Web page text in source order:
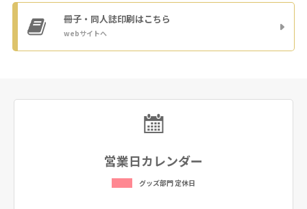
冊子・同人誌印刷はこちら
webサイトへ
営業日カレンダー
グッズ部門 定休日